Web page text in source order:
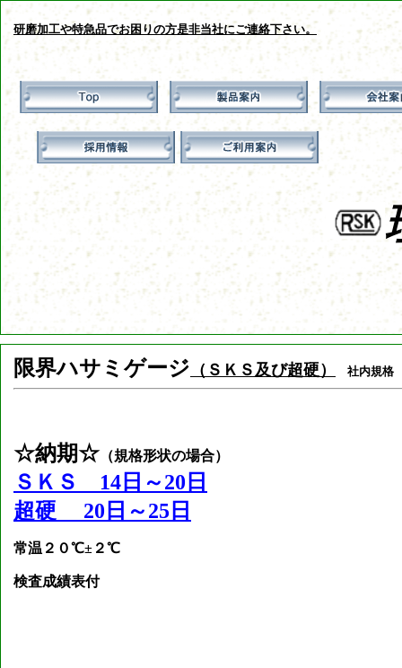
研磨加工や特急品でお困りの方是非当社にご連絡下さい。
限界ハサミゲージ （ＳＫＳ及び超硬） 社内規格
☆納期☆（規格形状の場合）
ＳＫＳ 14日～20日
超硬 20日～25日
常温２０℃±２℃
検査成績表付